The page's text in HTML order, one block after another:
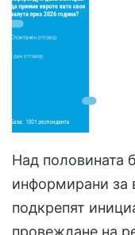
Над половината
информирани за
подкрепят
провеждане на